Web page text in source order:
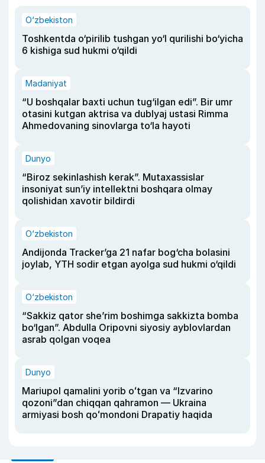
O‘zbekiston
Toshkentda o‘pirilib tushgan yo‘l qurilishi bo‘yicha
6 kishiga sud hukmi o‘qildi
Madaniyat
“U boshqalar baxti uchun tug‘ilgan edi”. Bir umr
otasini kutgan aktrisa va dublyaj ustasi Rimma
Ahmedovaning sinovlarga to‘la hayoti
Dunyo
“Biroz sekinlashish kerak”. Mutaxassislar
insoniyat sun’iy intellektni boshqara olmay
qolishidan xavotir bildirdi
O‘zbekiston
Andijonda Tracker’ga 21 nafar bog‘cha bolasini
joylab, YTH sodir etgan ayolga sud hukmi o‘qildi
O‘zbekiston
“Sakkiz qator she’rim boshimga sakkizta bomba
bo‘lgan”. Abdulla Oripovni siyosiy ayblovlardan
asrab qolgan voqea
Dunyo
Mariupol qamalini yorib oʻtgan va “Izvarino
qozoni”dan chiqqan qahramon — Ukraina
armiyasi bosh qoʻmondoni Drapatiy haqida